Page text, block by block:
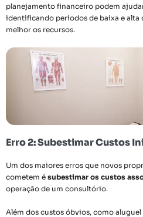
planejamento financeiro podem
identificando períodos de baixa e alta
melhor os recursos.
Erro 2: Subestimar Custos
Um dos maiores erros que novos
cometem é subestimar os custos
operação de um consultório.
Além dos custos óbvios, como